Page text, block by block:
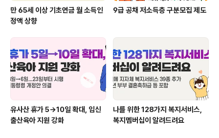
만 65세 이상 기초연금 월 소득인
정액 상향
9급 공채 저소득층 구분모집 제도
유사산 휴가 5→10일 확대, 임신
출산육아 지원 강화
나를 위한 128가지 복지서비스,
복지멤버십이 알려드려요